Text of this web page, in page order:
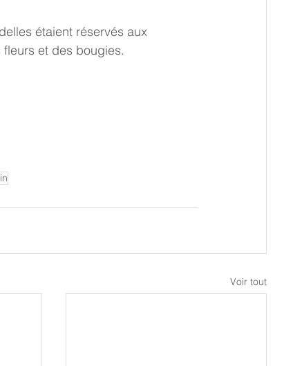
étaient réservés aux
et des bougies.
Voir tout